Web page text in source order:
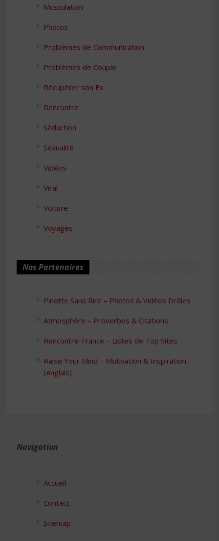
Musculation
Photos
Problèmes de Communication
Problèmes de Couple
Récupérer son Ex
Rencontre
Séduction
Sexualité
Vidéos
Viral
Voiture
Voyages
Nos Partenaires
Pinotte Sans Rire – Photos & Vidéos Drôles
Atmosphère – Proverbes & Citations
Rencontre-France – Listes de Top Sites
Raise Your Mind – Motivation & Inspiration
(Anglais)
Navigation
Accueil
Contact
Sitemap